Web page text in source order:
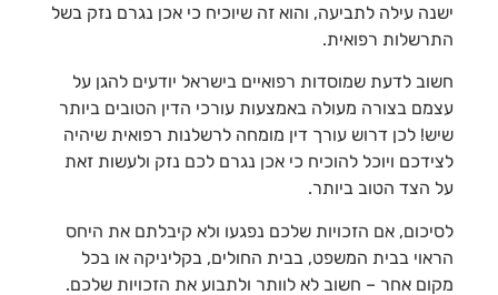
ישנה עילה לתביעה, והוא זה שיוכיח כי אכן נגרם נזק בשל
התרשלות רפואית.
חשוב לדעת שמוסדות רפואיים בישראל יודעים להגן על
עצמם בצורה מעולה באמצעות עורכי הדין הטובים ביותר
שיש! לכן דרוש עורך דין מומחה לרשלנות רפואית שיהיה
לצידכם ויוכל להוכיח כי אכן נגרם לכם נזק ולעשות זאת
על הצד הטוב ביותר.
לסיכום, אם הזכויות שלכם נפגעו ולא קיבלתם את היחס
הראוי בבית המשפט, בבית החולים, בקליניקה או בכל
מקום אחר – חשוב לא לוותר ולתבוע את הזכויות שלכם.